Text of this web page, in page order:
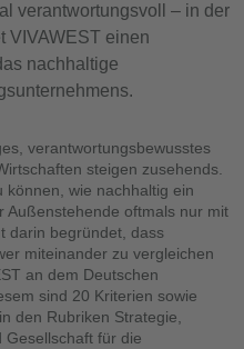
verantwortungsvoll – in der
VIVAWEST einen
nachhaltige
verantwortungsbewusstes
steigen zusehends.
können, wie nachhaltig ein
Außenstehende oftmals nur mit
darin begründet, dass
miteinander zu vergleichen
an dem Deutschen
sind 20 Kriterien sowie
den Rubriken Strategie,
Gesellschaft für die